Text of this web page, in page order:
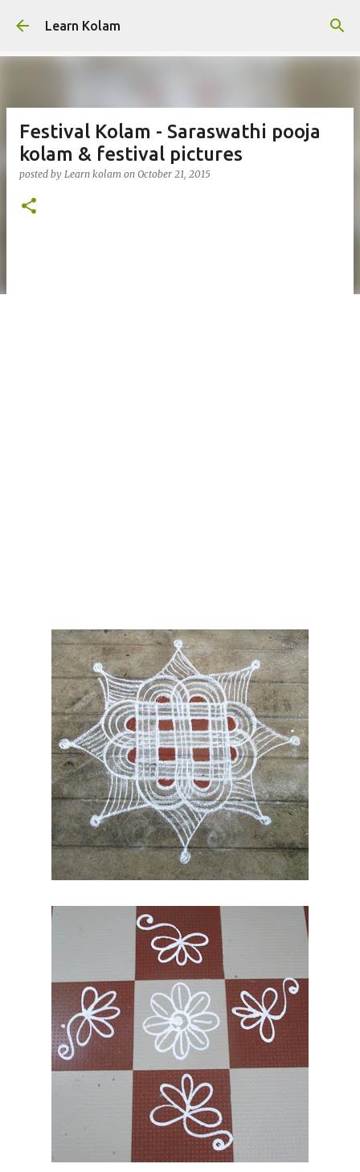
Learn Kolam
Festival Kolam - Saraswathi pooja
kolam & festival pictures
posted by Learn kolam on October 21, 2015